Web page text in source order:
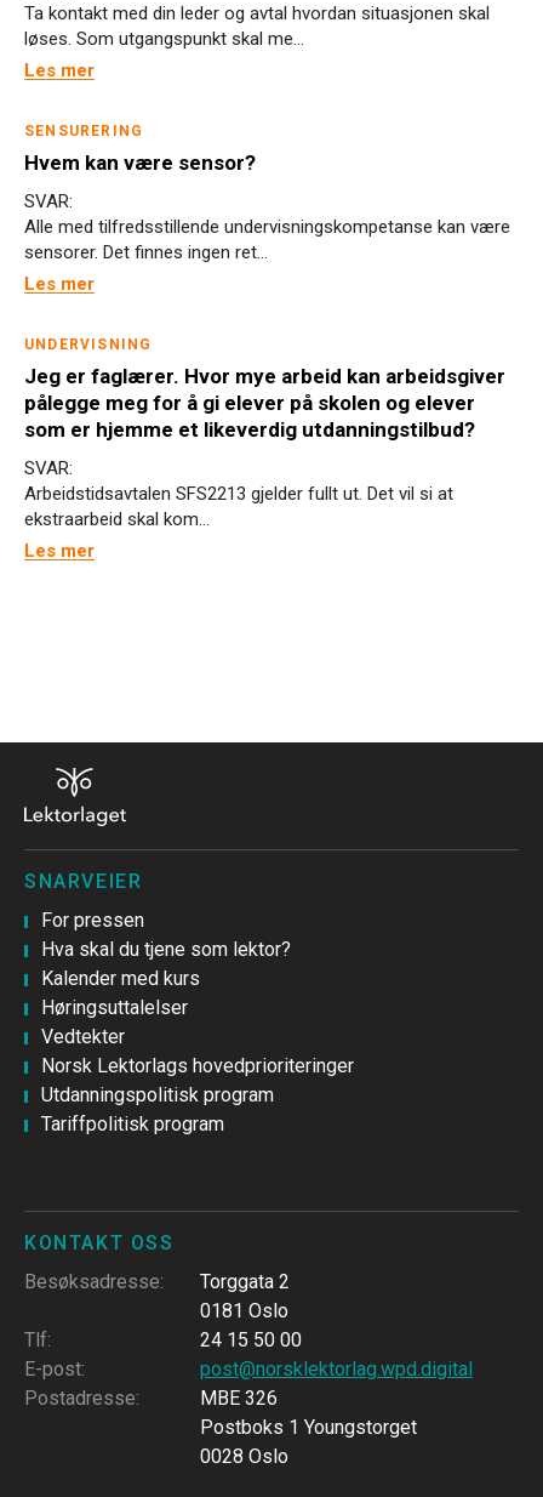
Ta kontakt med din leder og avtal hvordan situasjonen skal
løses. Som utgangspunkt skal me...
Les mer
SENSURERING
Hvem kan være sensor?
SVAR:
Alle med tilfredsstillende undervisningskompetanse kan være
sensorer. Det finnes ingen ret...
Les mer
UNDERVISNING
Jeg er faglærer. Hvor mye arbeid kan arbeidsgiver
pålegge meg for å gi elever på skolen og elever
som er hjemme et likeverdig utdanningstilbud?
SVAR:
Arbeidstidsavtalen SFS2213 gjelder fullt ut. Det vil si at
ekstraarbeid skal kom...
Les mer
SNARVEIER
For pressen
Hva skal du tjene som lektor?
Kalender med kurs
Høringsuttalelser
Vedtekter
Norsk Lektorlags hovedprioriteringer
Utdanningspolitisk program
Tariffpolitisk program
KONTAKT OSS
Besøksadresse:
Torggata 2
0181 Oslo
Tlf:
24 15 50 00
E-post:
post@norsklektorlag.wpd.digital
Postadresse:
MBE 326
Postboks 1 Youngstorget
0028 Oslo